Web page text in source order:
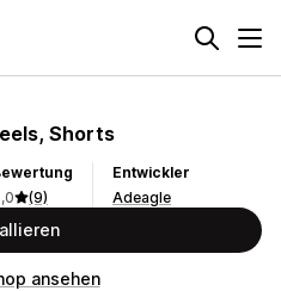
Shorts
(9)
Entwickler
Adeagle
ansehen